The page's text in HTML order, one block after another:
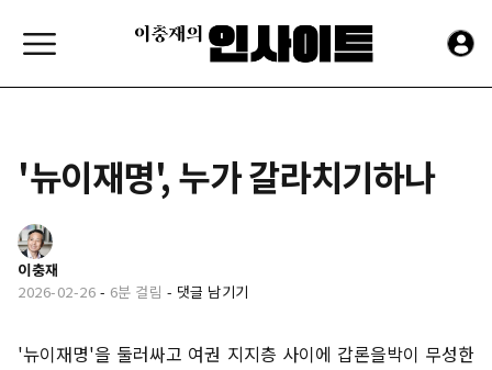
'뉴이재명', 누가 갈라치기하나
이충재
2026-02-26 - 6분 걸림 - 댓글 남기기
'뉴이재명'을 둘러싸고 여권 지지층 사이에 갑론을박이 무성한